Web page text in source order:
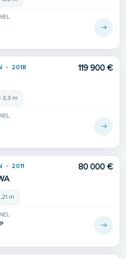
2018 119 900 €
3,3 m
2011 80 000 €
m